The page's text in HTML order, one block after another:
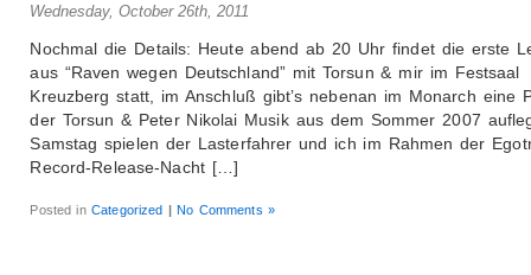
Wednesday, October 26th, 2011
Nochmal die Details: Heute abend ab 20 Uhr findet die erste
aus “Raven wegen Deutschland” mit Torsun & mir im Festsaal
Kreuzberg statt, im Anschluß gibt’s nebenan im Monarch eine
der Torsun & Peter Nikolai Musik aus dem Sommer 2007
Samstag spielen der Lasterfahrer und ich im Rahmen der
Record-Release-Nacht […]
Posted inCategorized | No Comments »